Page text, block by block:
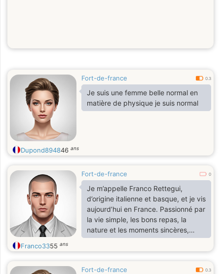
Fort-de-france 0.3
Je suis une femme belle normal en
matière de physique je suis normal
Dupond894846 ans
Fort-de-france 0
Je m’appelle Franco Rettegui,
d’origine italienne et basque, et je vis
aujourd’hui en France. Passionné par
la vie simple, les bons repas, la
nature et les moments sincères,
j’aime partager, découvrir et rire.
Franco3355 ans
Fort-de-france 0.3